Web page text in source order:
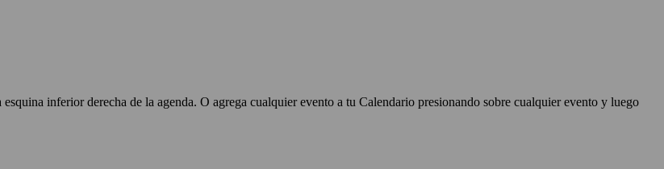
inferior derecha de la agenda. O agrega cualquier evento a tu Calendario presionando sobre cualquier evento y luego